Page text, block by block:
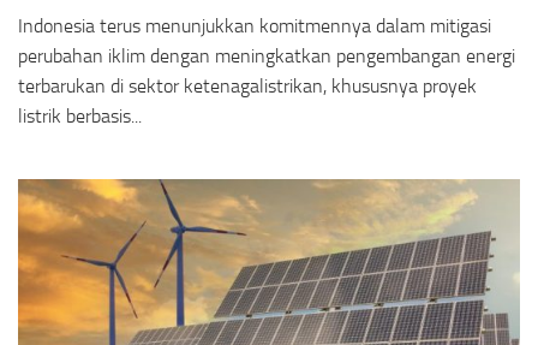
Indonesia terus menunjukkan komitmennya dalam mitigasi
perubahan iklim dengan meningkatkan pengembangan energi
terbarukan di sektor ketenagalistrikan, khususnya proyek
listrik berbasis...